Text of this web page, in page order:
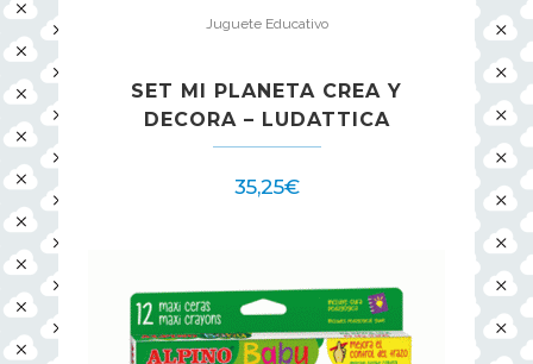
Juguete Educativo
SET MI PLANETA CREA Y
DECORA – LUDATTICA
35,25€